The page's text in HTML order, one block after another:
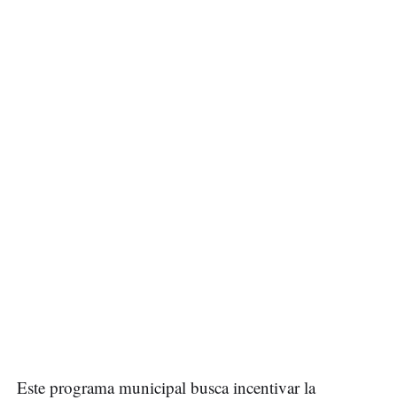
Este programa municipal busca incentivar la